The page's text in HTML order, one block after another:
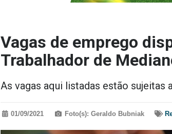
Vagas de emprego
Trabalhador de
As vagas aqui listadas estão
01/09/2021 Foto(s): Geraldo Bubniak